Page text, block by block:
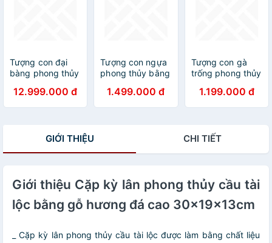
Tượng con đại
bàng phong thủy
gỗ hương víp
12.999.000 đ
Tượng con ngựa
phong thủy bằng
nức kt cao
40x20x10cm
1.499.000 đ
Tượng con gà
trống phong thủy
am thơm nức kt
cao 30x15x9cm
1.199.000 đ
GIỚI THIỆU CHI TIẾT
Giới thiệu Cặp kỳ lân phong thủy cầu tài
lộc bằng gỗ hương đá cao 30x19x13cm
_ Cặp kỳ lân phong thủy cầu tài lộc được làm bằng chất liệu